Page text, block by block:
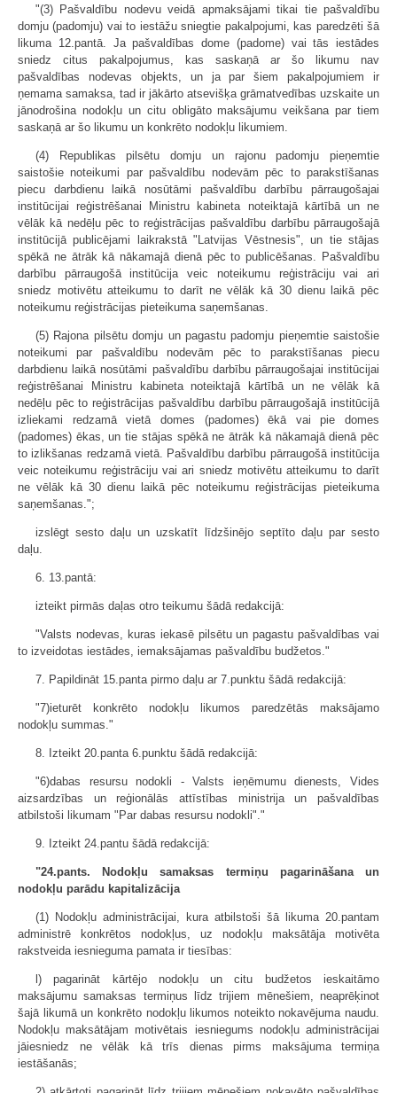
"(3) Pašvaldību nodevu veidā apmaksājami tikai tie pašvaldību
domju (padomju) vai to iestāžu sniegtie pakalpojumi, kas paredzēti šā
likuma 12.pantā. Ja pašvaldības dome (padome) vai tās iestādes
sniedz citus pakalpojumus, kas saskaņā ar šo likumu nav
pašvaldības nodevas objekts, un ja par šiem pakalpojumiem ir
ņemama samaksa, tad ir jākārto atsevišķa grāmatvedības uzskaite un
jānodrošina nodokļu un citu obligāto maksājumu veikšana par tiem
saskaņā ar šo likumu un konkrēto nodokļu likumiem.
(4) Republikas pilsētu domju un rajonu padomju pieņemtie
saistošie noteikumi par pašvaldību nodevām pēc to parakstīšanas
piecu darbdienu laikā nosūtāmi pašvaldību darbību pārraugošajai
institūcijai reģistrēšanai Ministru kabineta noteiktajā kārtībā un ne
vēlāk kā nedēļu pēc to reģistrācijas pašvaldību darbību pārraugošajā
institūcijā publicējami laikrakstā "Latvijas Vēstnesis", un tie stājas
spēkā ne ātrāk kā nākamajā dienā pēc to publicēšanas. Pašvaldību
darbību pārraugošā institūcija veic noteikumu reģistrāciju vai ari
sniedz motivētu atteikumu to darīt ne vēlāk kā 30 dienu laikā pēc
noteikumu reģistrācijas pieteikuma saņemšanas.
(5) Rajona pilsētu domju un pagastu padomju pieņemtie saistošie
noteikumi par pašvaldību nodevām pēc to parakstīšanas piecu
darbdienu laikā nosūtāmi pašvaldību darbību pārraugošajai institūcijai
reģistrēšanai Ministru kabineta noteiktajā kārtībā un ne vēlāk kā
nedēļu pēc to reģistrācijas pašvaldību darbību pārraugošajā institūcijā
izliekami redzamā vietā domes (padomes) ēkā vai pie domes
(padomes) ēkas, un tie stājas spēkā ne ātrāk kā nākamajā dienā pēc
to izlikšanas redzamā vietā. Pašvaldību darbību pārraugošā institūcija
veic noteikumu reģistrāciju vai ari sniedz motivētu atteikumu to darīt
ne vēlāk kā 30 dienu laikā pēc noteikumu reģistrācijas pieteikuma
saņemšanas.";
izslēgt sesto daļu un uzskatīt līdzšinējo septīto daļu par sesto
daļu.
6. 13.pantā:
izteikt pirmās daļas otro teikumu šādā redakcijā:
"Valsts nodevas, kuras iekasē pilsētu un pagastu pašvaldības vai
to izveidotas iestādes, iemaksājamas pašvaldību budžetos."
7. Papildināt 15.panta pirmo daļu ar 7.punktu šādā redakcijā:
"7)ieturēt konkrēto nodokļu likumos paredzētās maksājamo
nodokļu summas."
8. Izteikt 20.panta 6.punktu šādā redakcijā:
"6)dabas resursu nodokli - Valsts ieņēmumu dienests, Vides
aizsardzības un reģionālās attīstības ministrija un pašvaldības
atbilstoši likumam "Par dabas resursu nodokli"."
9. Izteikt 24.pantu šādā redakcijā:
"24.pants. Nodokļu samaksas termiņu pagarināšana un
nodokļu parādu kapitalizācija
(1) Nodokļu administrācijai, kura atbilstoši šā likuma 20.pantam
administrē konkrētos nodokļus, uz nodokļu maksātāja motivēta
rakstveida iesnieguma pamata ir tiesības:
l) pagarināt kārtējo nodokļu un citu budžetos ieskaitāmo
maksājumu samaksas termiņus līdz trijiem mēnešiem, neaprēķinot
šajā likumā un konkrēto nodokļu likumos noteikto nokavējuma naudu.
Nodokļu maksātājam motivētais iesniegums nodokļu administrācijai
jāiesniedz ne vēlāk kā trīs dienas pirms maksājuma termiņa
iestāšanās;